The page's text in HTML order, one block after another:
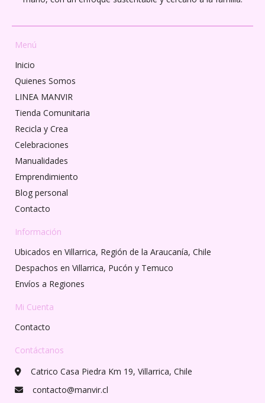
Menú
Inicio
Quienes Somos
LINEA MANVIR
Tienda Comunitaria
Recicla y Crea
Celebraciones
Manualidades
Emprendimiento
Blog personal
Contacto
Información
Ubicados en Villarrica, Región de la Araucanía, Chile
Despachos en Villarrica, Pucón y Temuco
Envíos a Regiones
Mi Cuenta
Contacto
Contáctanos
Catrico Casa Piedra Km 19, Villarrica, Chile
contacto@manvir.cl